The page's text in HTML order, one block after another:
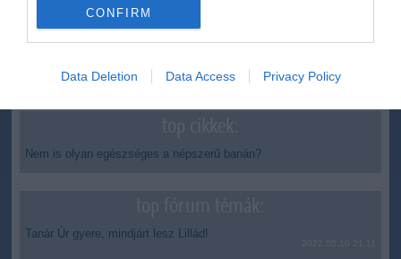
CONFIRM
Data Deletion Data Access Privacy Policy
Szomjazó gólyának adott inni egy férfi Tiszakécskénél -
megható pillanatot rögzített a kamera
delfinanya
Nem is olyan egészséges a népszerű banán?
Tanár Úr gyere, mindjárt lesz Lillád!